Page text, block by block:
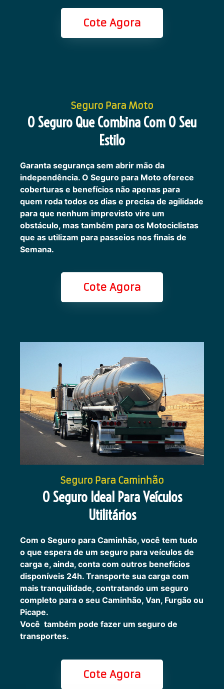
Cote Agora
Seguro Para Moto
O Seguro Que Combina Com O Seu
Estilo
Garanta segurança sem abrir mão da
independência. O Seguro para Moto oferece
coberturas e benefícios não apenas para
quem roda todos os dias e precisa de agilidade
para que nenhum imprevisto vire um
obstáculo, mas também para os Motociclistas
que as utilizam para passeios nos finais de
Semana.
Cote Agora
Seguro Para Caminhão
O Seguro Ideal Para Veículos
Utilitários
Com o Seguro para Caminhão, você tem tudo
o que espera de um seguro para veículos de
carga e, ainda, conta com outros benefícios
disponíveis 24h. Transporte sua carga com
mais tranquilidade, contratando um seguro
completo para o seu Caminhão, Van, Furgão ou
Picape.
Você também pode fazer um seguro de
transportes.
Cote Agora